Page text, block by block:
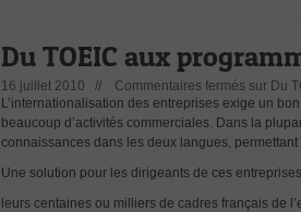
Du TOEIC aux
16 juillet 2010 // Commentaires fermés sur Du
L’internationalisation des entreprises exige un
beaucoup d’activités commerciales. Dans la
connaissances dans les deux langues,
Une solution pour les dirigeants de ces
leurs centaines ou milliers de cadres français de